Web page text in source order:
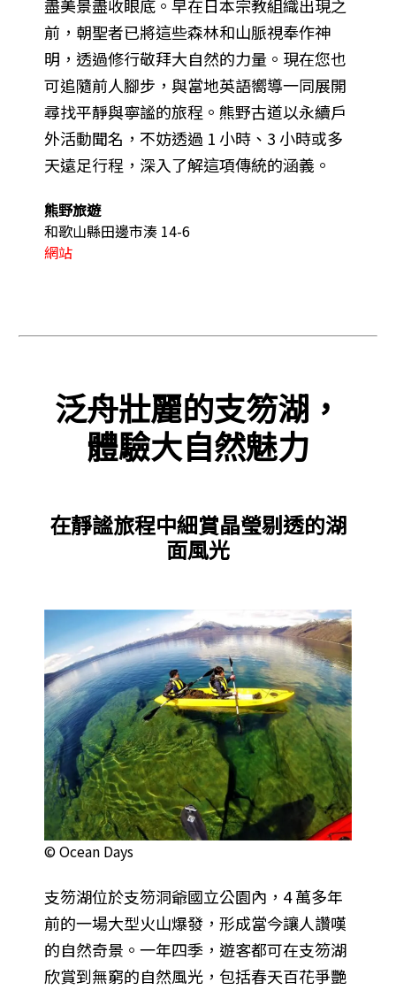
盡美景盡收眼底。早在日本宗教組織出現之
前，朝聖者已將這些森林和山脈視奉作神
明，透過修行敬拜大自然的力量。現在您也
可追隨前人腳步，與當地英語嚮導一同展開
尋找平靜與寧謐的旅程。熊野古道以永續戶
外活動聞名，不妨透過 1 小時、3 小時或多
天遠足行程，深入了解這項傳統的涵義。
熊野旅遊
和歌山縣田邊市湊 14-6
網站
泛舟壯麗的支笏湖，
體驗大自然魅力
在靜謐旅程中細賞晶瑩剔透的湖
面風光
© Ocean Days
支笏湖位於支笏洞爺國立公園內，4 萬多年
前的一場大型火山爆發，形成當今讓人讚嘆
的自然奇景。一年四季，遊客都可在支笏湖
欣賞到無窮的自然風光，包括春天百花爭艷